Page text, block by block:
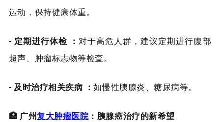
运动，保持健康体重。
- 定期进行体检 ： 对于高危人群，建议定期进行腹部
超声、肿瘤标志物等检查。
- 及时治疗相关疾病 ：如慢性胰腺炎、糖尿病等。
🏥 广州复大肿瘤医院：胰腺癌治疗的新希望